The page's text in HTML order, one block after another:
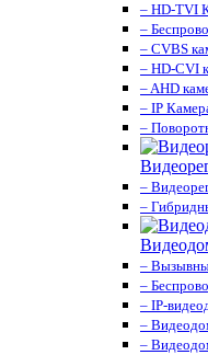
– HD-TVI
–
– CVBS
– HD-CVI
– AHD
– IP
–
–
–
–
–
– IP-
–
–